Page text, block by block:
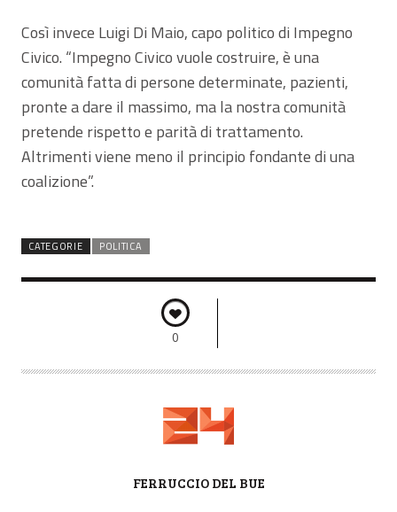
Così invece Luigi Di Maio, capo politico di Impegno
Civico. “Impegno Civico vuole costruire, è una
comunità fatta di persone determinate, pazienti,
pronte a dare il massimo, ma la nostra comunità
pretende rispetto e parità di trattamento.
Altrimenti viene meno il principio fondante di una
coalizione”.
CATEGORIE POLITICA
0
FERRUCCIO DEL BUE